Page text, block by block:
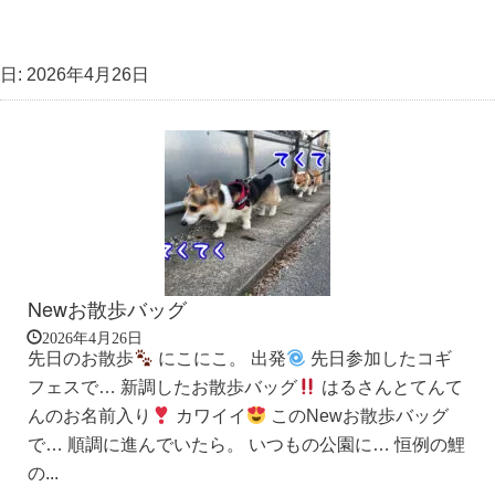
日: 2026年4月26日
Newお散歩バッグ
2026年4月26日
先日のお散歩 にこにこ。 出発
先日参加したコギ
フェスで… 新調したお散歩バッグ
はるさんとてんて
んのお名前入り
カワイイ
このNewお散歩バッグ
で… 順調に進んでいたら。 いつもの公園に… 恒例の鯉
の...